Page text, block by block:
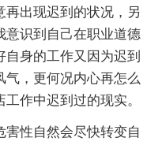
再出现迟到的状况，另
意识到自己在职业道德
身的工作又因为迟到
，更何况内心再怎么
作中迟到过的现实。
害性自然会尽快转变自